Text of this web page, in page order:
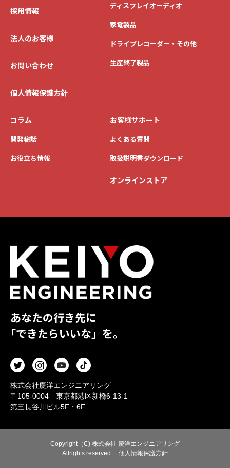
採用情報
法人のお客様
お問い合わせ
個人情報保護方針
ディスプレイオーディオ
家電製品
ドライブレコーダー・その他
生産終了製品
コラム
開発秘話
お役立ち情報
お客様サポート
よくある質問
取扱説明書ダウンロード
オンラインストア
あなたの行き先に
「できたらいいな」を。
株式会社慶洋エンジニアリング
〒105-0004 東京都港区新橋6-13-1
第三長谷川ビル5F・6F
Copyright（C) 株式会社 慶洋エンジニアリング
Allrights reserved.
個人情報保護方針